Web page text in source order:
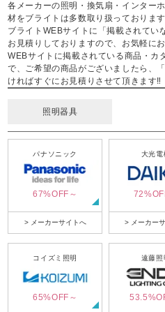
各メーカーの照明・換気扇・インター
材をブライトは多数取り扱っております
ブライトWEBサイトに「掲載されてい
お見積りしておりますので、お気軽に
WEBサイトに掲載されている商品・カ
で、ご希望の商品がございましたら、
ければすぐにお見積りさせて頂きます‼
照明器具
パナソニック
67%OFF～
> メーカーサイトへ
大光電
> メーカー
コイズミ照明
65%OFF～
遠藤照